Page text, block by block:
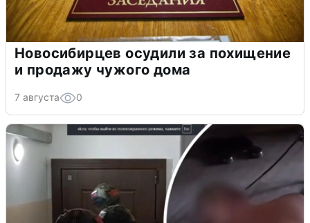
Новосибирцев осудили за похищение
и продажу чужого дома
7 августа 0